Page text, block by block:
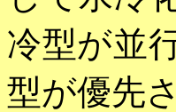
冷型が並
型が優先